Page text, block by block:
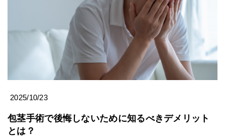
2025/10/23
包茎手術で後悔しないために知るべきデメリット
とは？